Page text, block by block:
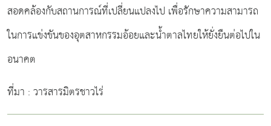
สอดคล้องกับสถานการณ์ที่เปลี่ยนแปลงไป เพื่อรักษาความสามารถ
ในการแข่งขันของอุตสาหกรรมอ้อยและน้ำตาลไทยให้ยั่งยืนต่อไปใน
อนาคต
ที่มา : วารสารมิตรชาวไร่